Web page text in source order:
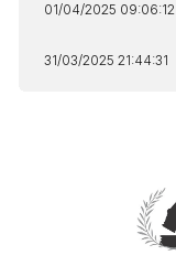
01/04/2025 09:06:12
31/03/2025 21:44:31